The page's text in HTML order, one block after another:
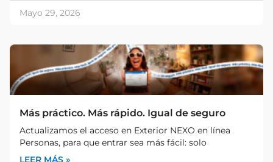
Mayo 29, 2026
Más práctico. Más rápido. Igual de seguro
Actualizamos el acceso en Exterior NEXO en línea
Personas, para que entrar sea más fácil: solo
LEER MÁS »